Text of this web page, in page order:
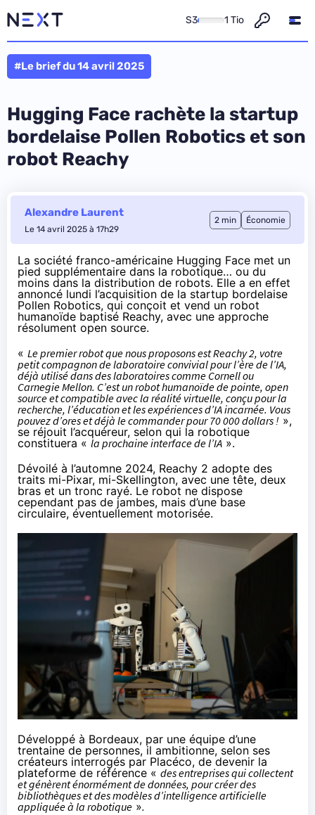
S3 1 Tio
#Le brief du 14 avril 2025
Hugging Face rachète la startup
bordelaise Pollen Robotics et son
robot Reachy
Alexandre Laurent
Le 14 avril 2025 à 17h29
2 min Économie
La société franco-américaine Hugging Face met un
pied supplémentaire dans la robotique… ou du
moins dans la distribution de robots. Elle a en effet
annoncé lundi l’acquisition de la startup bordelaise
Pollen Robotics, qui conçoit et vend un robot
humanoïde baptisé Reachy, avec une approche
résolument open source.
« Le premier robot que nous proposons est Reachy 2, votre
petit compagnon de laboratoire convivial pour l’ère de l’IA,
déjà utilisé dans des laboratoires comme Cornell ou
Carnegie Mellon. C’est un robot humanoïde de pointe, open
source et compatible avec la réalité virtuelle, conçu pour la
recherche, l’éducation et les expériences d’IA incarnée. Vous
pouvez d’ores et déjà le commander pour 70 000 dollars ! »,
se réjouit l’acquéreur, selon qui la robotique
constituera « la prochaine interface de l’IA ».
Dévoilé à l’automne 2024, Reachy 2 adopte des
traits mi-Pixar, mi-Skellington, avec une tête, deux
bras et un tronc rayé. Le robot ne dispose
cependant pas de jambes, mais d’une base
circulaire, éventuellement motorisée.
Développé à Bordeaux, par une équipe d’une
trentaine de personnes, il ambitionne, selon ses
créateurs interrogés par Placéco, de devenir la
plateforme de référence « des entreprises qui collectent
et génèrent énormément de données, pour créer des
bibliothèques et des modèles d’intelligence artificielle
appliquée à la robotique ».